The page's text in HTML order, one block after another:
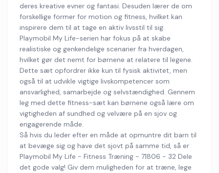
deres kreative evner og fantasi. Desuden lærer de om
forskellige former for motion og fitness, hvilket kan
inspirere dem til at tage en aktiv livsstil til sig.
Playmobil My Life-serien har fokus på at skabe
realistiske og genkendelige scenarier fra hverdagen,
hvilket gør det nemt for børnene at relatere til legene.
Dette sæt opfordrer ikke kun til fysisk aktivitet, men
også til at udvikle vigtige livskompetencer som
ansvarlighed, samarbejde og selvstændighed. Gennem
leg med dette fitness-sæt kan børnene også lære om
vigtigheden af sundhed og velvære på en sjov og
engagerende måde.
Så hvis du leder efter en måde at opmuntre dit barn til
at bevæge sig og have det sjovt på samme tid, så er
Playmobil My Life - Fitness Træning - 71806 - 32 Dele
det gode valg! Giv dem muligheden for at træne, lege